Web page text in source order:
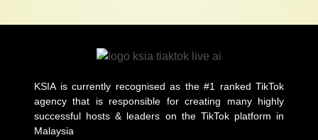
KSIA is currently recognised as the #1 ranked TikTok
agency that is responsible for creating many highly
successful hosts & leaders on the TikTok platform in
Malaysia